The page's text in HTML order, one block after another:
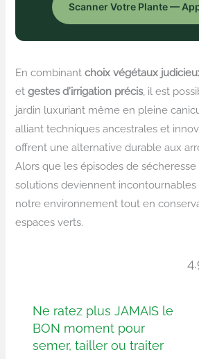
Scanner Votre Plante —
En combinantchoix végétaux
etgestes d’irrigation précis, il est
jardin luxuriant même en pleine
alliant techniques ancestrales et
offrent une alternative durable aux
Alors que les épisodes de sécheresse
solutions deviennent
notre environnement tout en
espaces verts.
Ne ratez plus JAMAIS le
BON moment pour
semer, tailler ou traiter